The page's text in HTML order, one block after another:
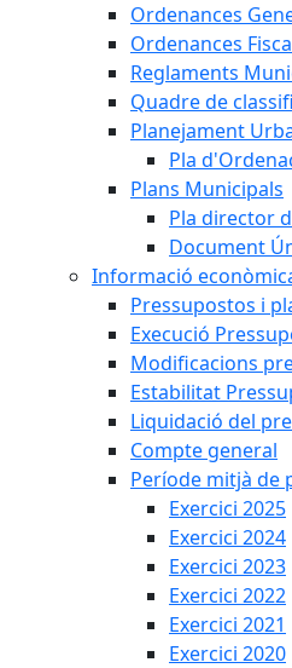
Ordenances
Ordenances
Reglaments
Quadre de
Planejament
Pla
Plans Municipals
Pla director
Document
Informació
Pressupostos i
Execució
Modificacions
Estabilitat
Liquidació del
Compte general
Període mitjà de
Exercici 2025
Exercici 2024
Exercici 2023
Exercici 2022
Exercici 2021
Exercici 2020